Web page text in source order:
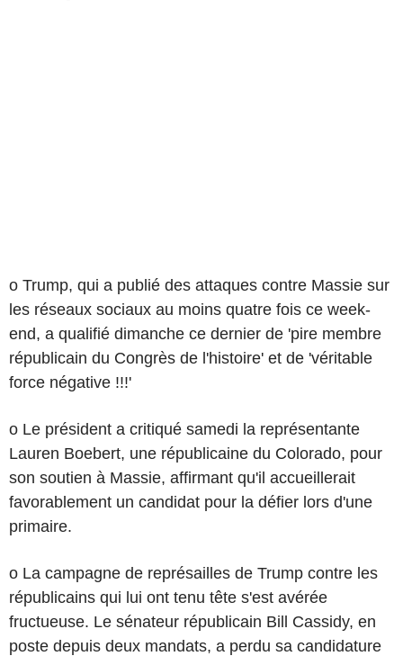
o Trump, qui a publié des attaques contre Massie sur
les réseaux sociaux au moins quatre fois ce week-
end, a qualifié dimanche ce dernier de 'pire membre
républicain du Congrès de l'histoire' et de 'véritable
force négative !!!'
o Le président a critiqué samedi la représentante
Lauren Boebert, une républicaine du Colorado, pour
son soutien à Massie, affirmant qu'il accueillerait
favorablement un candidat pour la défier lors d'une
primaire.
o La campagne de représailles de Trump contre les
républicains qui lui ont tenu tête s'est avérée
fructueuse. Le sénateur républicain Bill Cassidy, en
poste depuis deux mandats, a perdu sa candidature